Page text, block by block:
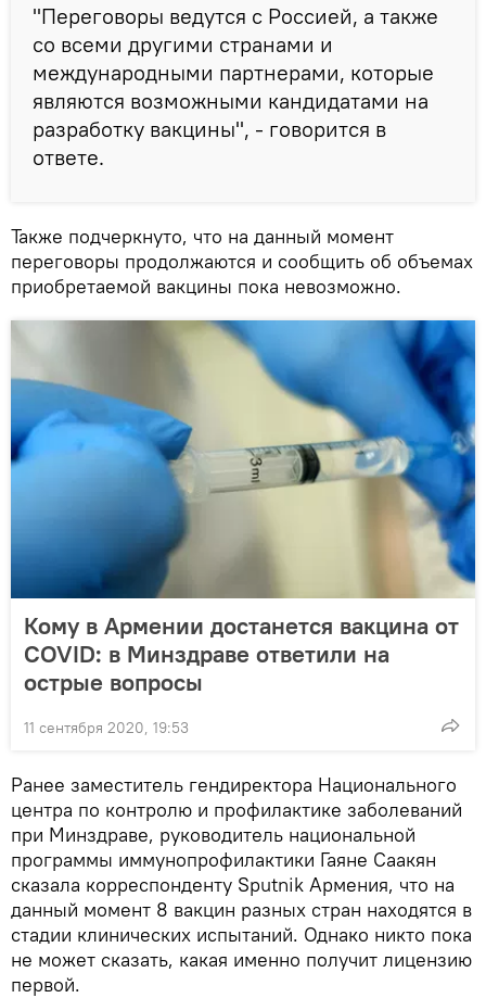
"Переговоры ведутся с Россией, а также
со всеми другими странами и
международными партнерами, которые
являются возможными кандидатами на
разработку вакцины", - говорится в
ответе.
Также подчеркнуто, что на данный момент
переговоры продолжаются и сообщить об объемах
приобретаемой вакцины пока невозможно.
Кому в Армении достанется вакцина от
COVID: в Минздраве ответили на
острые вопросы
11 сентября 2020, 19:53
Ранее заместитель гендиректора Национального
центра по контролю и профилактике заболеваний
при Минздраве, руководитель национальной
программы иммунопрофилактики Гаяне Саакян
сказала корреспонденту Sputnik Армения, что на
данный момент 8 вакцин разных стран находятся в
стадии клинических испытаний. Однако никто пока
не может сказать, какая именно получит лицензию
первой.